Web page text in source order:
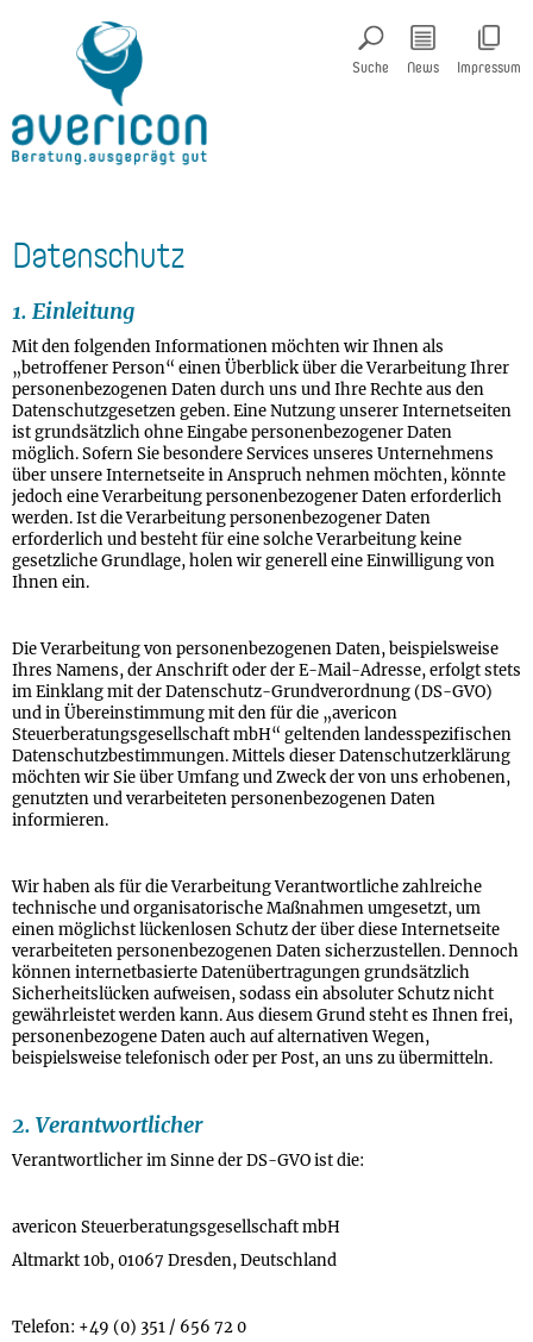
Suche News Impressum
Datenschutz
1. Einleitung
Mit den folgenden Informationen möchten wir Ihnen als
„betroffener Person“ einen Überblick über die Verarbeitung Ihrer
personenbezogenen Daten durch uns und Ihre Rechte aus den
Datenschutzgesetzen geben. Eine Nutzung unserer Internetseiten
ist grundsätzlich ohne Eingabe personenbezogener Daten
möglich. Sofern Sie besondere Services unseres Unternehmens
über unsere Internetseite in Anspruch nehmen möchten, könnte
jedoch eine Verarbeitung personenbezogener Daten erforderlich
werden. Ist die Verarbeitung personenbezogener Daten
erforderlich und besteht für eine solche Verarbeitung keine
gesetzliche Grundlage, holen wir generell eine Einwilligung von
Ihnen ein.
Die Verarbeitung von personenbezogenen Daten, beispielsweise
Ihres Namens, der Anschrift oder der E-Mail-Adresse, erfolgt stets
im Einklang mit der Datenschutz-Grundverordnung (DS-GVO)
und in Übereinstimmung mit den für die „avericon
Steuerberatungsgesellschaft mbH“ geltenden landesspezifischen
Datenschutzbestimmungen. Mittels dieser Datenschutzerklärung
möchten wir Sie über Umfang und Zweck der von uns erhobenen,
genutzten und verarbeiteten personenbezogenen Daten
informieren.
Wir haben als für die Verarbeitung Verantwortliche zahlreiche
technische und organisatorische Maßnahmen umgesetzt, um
einen möglichst lückenlosen Schutz der über diese Internetseite
verarbeiteten personenbezogenen Daten sicherzustellen. Dennoch
können internetbasierte Datenübertragungen grundsätzlich
Sicherheitslücken aufweisen, sodass ein absoluter Schutz nicht
gewährleistet werden kann. Aus diesem Grund steht es Ihnen frei,
personenbezogene Daten auch auf alternativen Wegen,
beispielsweise telefonisch oder per Post, an uns zu übermitteln.
2. Verantwortlicher
Verantwortlicher im Sinne der DS-GVO ist die:
avericon Steuerberatungsgesellschaft mbH
Altmarkt 10b, 01067 Dresden, Deutschland
Telefon: +49 (0) 351 / 656 72 0